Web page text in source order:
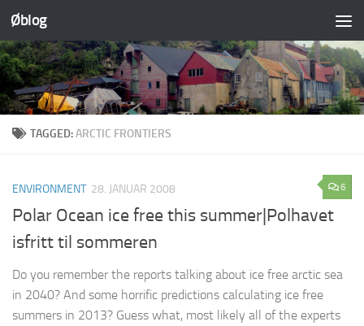
Skip to content
Øblog
TAGGED:ARCTIC FRONTIERS
6
ENVIRONMENT 28. JANUAR 2008
Polar Ocean ice free this summer|Polhavet
isfritt til sommeren
Do you remember the reports talking about ice free arctic sea
in 2040? And some horrific predictions calculating ice free
summers in 2013? Guess what, most likely all of the experts